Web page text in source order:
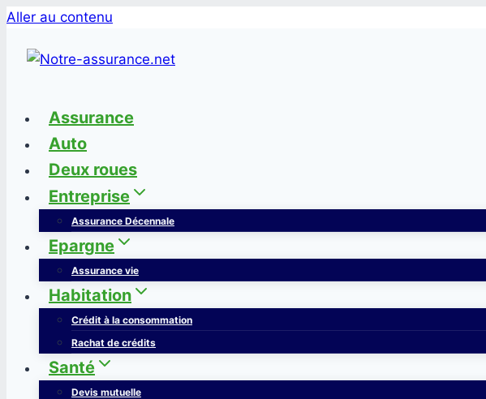
Aller au contenu
Assurance
Auto
Deux roues
Entreprise
Assurance Décennale
Epargne
Assurance vie
Habitation
Crédit à la consommation
Rachat de crédits
Santé
Devis mutuelle